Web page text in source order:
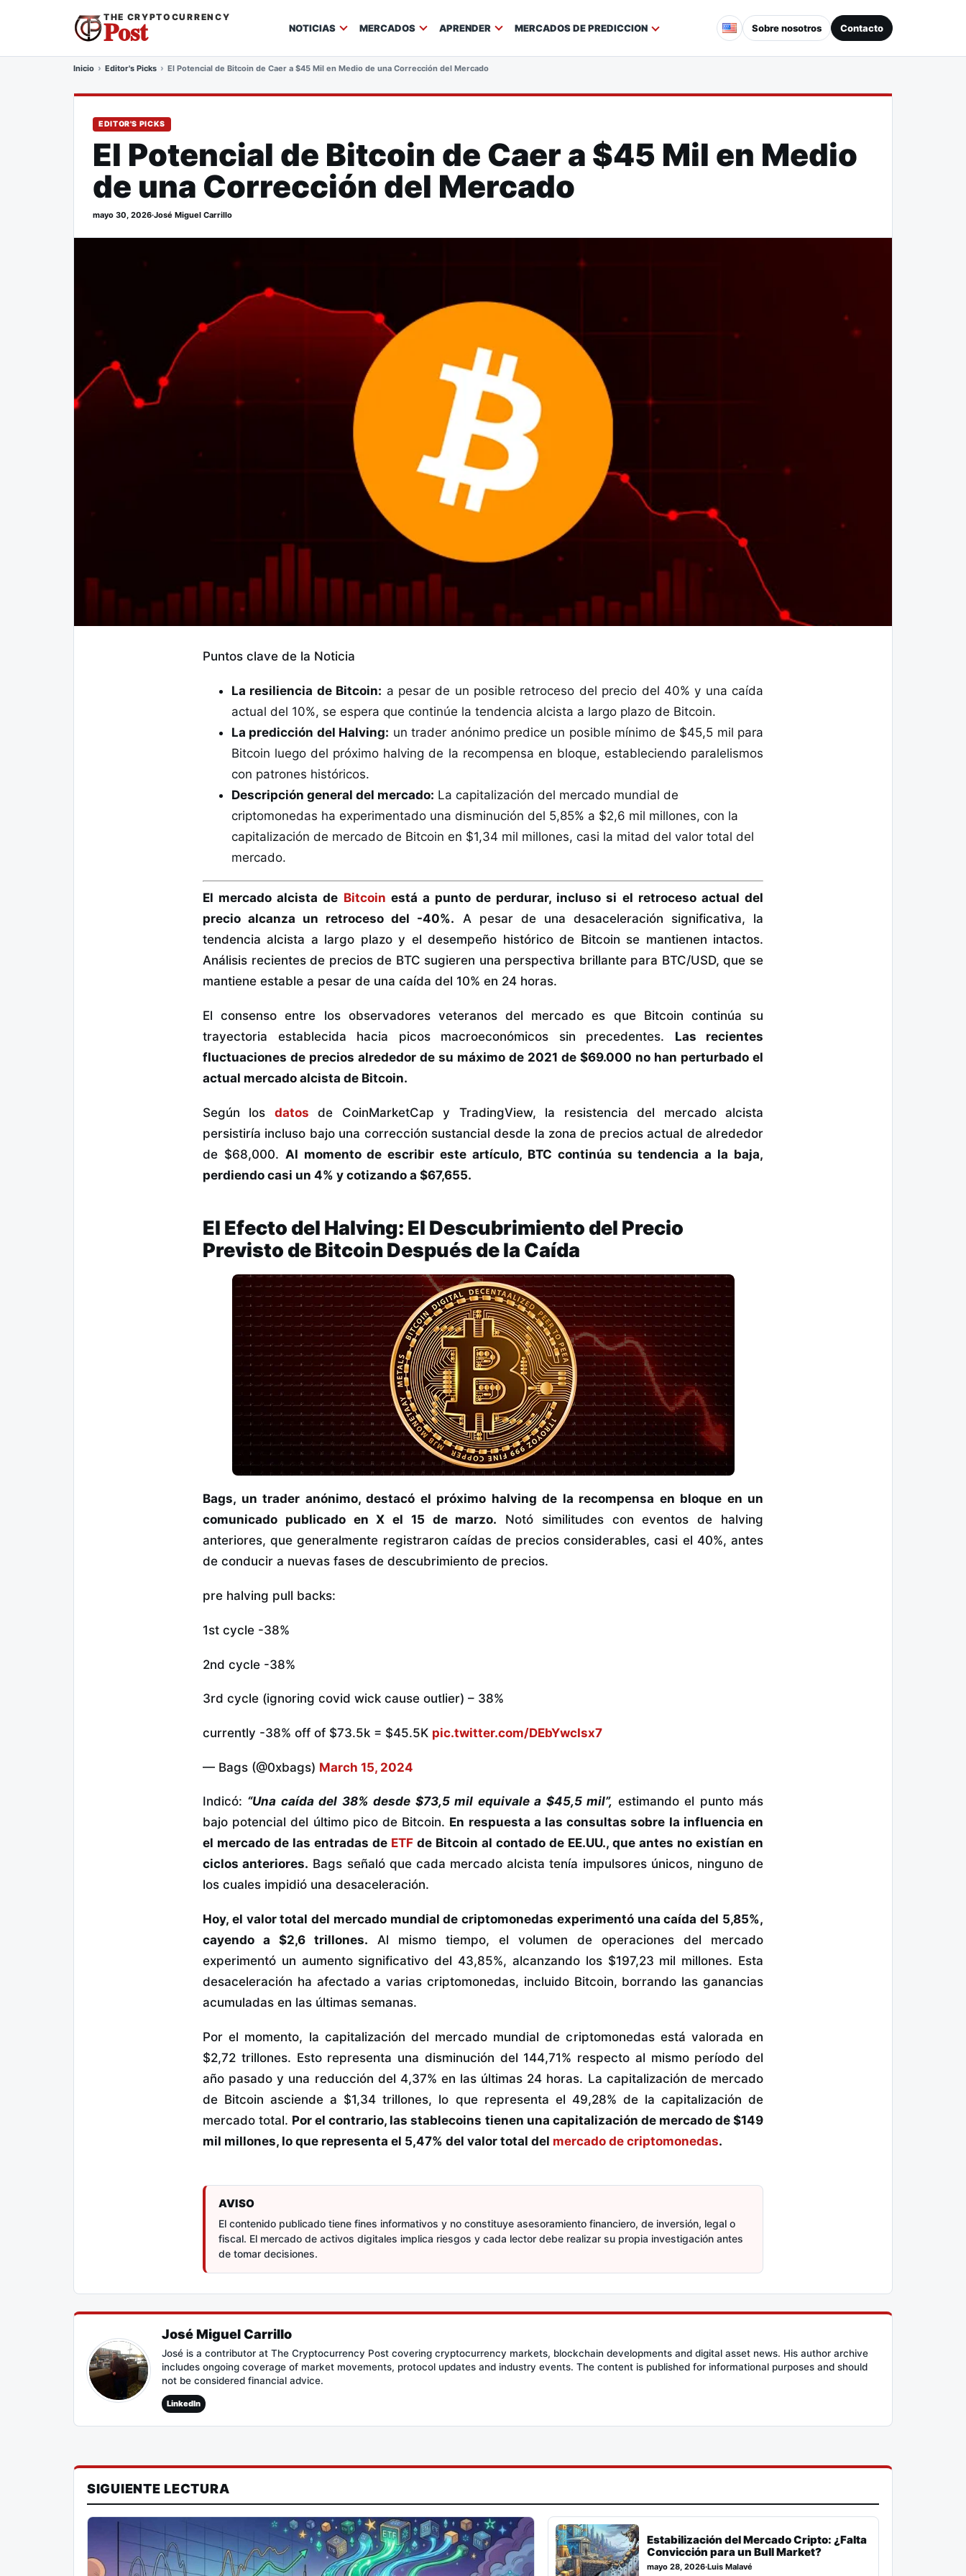
THE CRYPTOCURRENCY
Post NOTICIAS MERCADOS APRENDER MERCADOS DE PREDICCION Sobre nosotros Contacto
Inicio Editor's Picks El Potencial de Bitcoin de Caer a $45 Mil en Medio de una Corrección del Mercado
EDITOR'S PICKS
El Potencial de Bitcoin de Caer a $45 Mil en Medio
de una Corrección del Mercado
mayo 30, 2026·José Miguel Carrillo
Puntos clave de la Noticia
La resiliencia de Bitcoin: a pesar de un posible retroceso del precio del 40% y una caída
actual del 10%, se espera que continúe la tendencia alcista a largo plazo de Bitcoin.
La predicción del Halving: un trader anónimo predice un posible mínimo de $45,5 mil para
Bitcoin luego del próximo halving de la recompensa en bloque, estableciendo paralelismos
con patrones históricos.
Descripción general del mercado: La capitalización del mercado mundial de
criptomonedas ha experimentado una disminución del 5,85% a $2,6 mil millones, con la
capitalización de mercado de Bitcoin en $1,34 mil millones, casi la mitad del valor total del
mercado.
El mercado alcista de Bitcoin está a punto de perdurar, incluso si el retroceso actual del
precio alcanza un retroceso del -40%. A pesar de una desaceleración significativa, la
tendencia alcista a largo plazo y el desempeño histórico de Bitcoin se mantienen intactos.
Análisis recientes de precios de BTC sugieren una perspectiva brillante para BTC/USD, que se
mantiene estable a pesar de una caída del 10% en 24 horas.
El consenso entre los observadores veteranos del mercado es que Bitcoin continúa su
trayectoria establecida hacia picos macroeconómicos sin precedentes. Las recientes
fluctuaciones de precios alrededor de su máximo de 2021 de $69.000 no han perturbado el
actual mercado alcista de Bitcoin.
Según los datos de CoinMarketCap y TradingView, la resistencia del mercado alcista
persistiría incluso bajo una corrección sustancial desde la zona de precios actual de alrededor
de $68,000. Al momento de escribir este artículo, BTC continúa su tendencia a la baja,
perdiendo casi un 4% y cotizando a $67,655.
El Efecto del Halving: El Descubrimiento del Precio
Previsto de Bitcoin Después de la Caída
Bags, un trader anónimo, destacó el próximo halving de la recompensa en bloque en un
comunicado publicado en X el 15 de marzo. Notó similitudes con eventos de halving
anteriores, que generalmente registraron caídas de precios considerables, casi el 40%, antes
de conducir a nuevas fases de descubrimiento de precios.
pre halving pull backs:
1st cycle -38%
2nd cycle -38%
3rd cycle (ignoring covid wick cause outlier) – 38%
currently -38% off of $73.5k = $45.5K pic.twitter.com/DEbYwcIsx7
— Bags (@0xbags) March 15, 2024
Indicó: “Una caída del 38% desde $73,5 mil equivale a $45,5 mil”, estimando el punto más
bajo potencial del último pico de Bitcoin. En respuesta a las consultas sobre la influencia en
el mercado de las entradas de ETF de Bitcoin al contado de EE.UU., que antes no existían en
ciclos anteriores. Bags señaló que cada mercado alcista tenía impulsores únicos, ninguno de
los cuales impidió una desaceleración.
Hoy, el valor total del mercado mundial de criptomonedas experimentó una caída del 5,85%,
cayendo a $2,6 trillones. Al mismo tiempo, el volumen de operaciones del mercado
experimentó un aumento significativo del 43,85%, alcanzando los $197,23 mil millones. Esta
desaceleración ha afectado a varias criptomonedas, incluido Bitcoin, borrando las ganancias
acumuladas en las últimas semanas.
Por el momento, la capitalización del mercado mundial de criptomonedas está valorada en
$2,72 trillones. Esto representa una disminución del 144,71% respecto al mismo período del
año pasado y una reducción del 4,37% en las últimas 24 horas. La capitalización de mercado
de Bitcoin asciende a $1,34 trillones, lo que representa el 49,28% de la capitalización de
mercado total. Por el contrario, las stablecoins tienen una capitalización de mercado de $149
mil millones, lo que representa el 5,47% del valor total del mercado de criptomonedas.
AVISO
El contenido publicado tiene fines informativos y no constituye asesoramiento financiero, de inversión, legal o
fiscal. El mercado de activos digitales implica riesgos y cada lector debe realizar su propia investigación antes
de tomar decisiones.
José Miguel Carrillo
José is a contributor at The Cryptocurrency Post covering cryptocurrency markets, blockchain developments and digital asset news. His author archive
includes ongoing coverage of market movements, protocol updates and industry events. The content is published for informational purposes and should
not be considered financial advice.
LinkedIn
SIGUIENTE LECTURA
Estabilización del Mercado Cripto: ¿Falta
Convicción para un Bull Market?
mayo 28, 2026·Luis Malavé